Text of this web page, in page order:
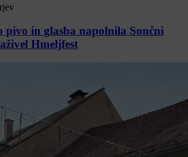
in glasba napolnila Sončni
Hmeljfest